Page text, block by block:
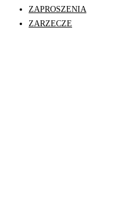
ZAPROSZENIA
ZARZECZE